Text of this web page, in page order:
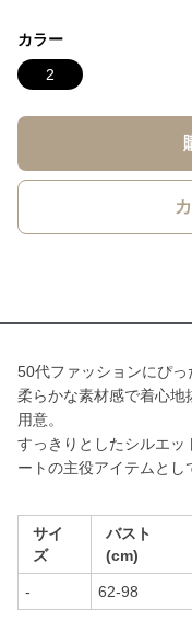
カラー
2
50代ファッションにぴっ
柔らかな素材感で着心
用意。
すっきりとしたシルエッ
ートの主役アイテムとし
サイ
ズ
バスト
(cm)
- 62-98